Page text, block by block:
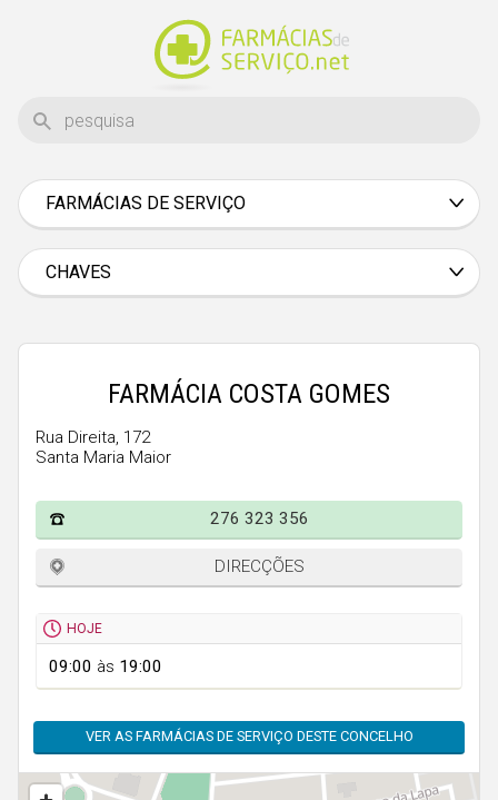
FARMÁCIAS DE SERVIÇO
Braga
Bragança
Castelo Branco
Évora
Faro
Guarda
Leiria
Lisboa
Portalegre
Santarém
Setúbal
CHAVES
FARMÁCIA COSTA GOMES
Rua Direita, 172
Santa Maria Maior
276 323 356
DIRECÇÕES
HOJE
09:00 às 19:00
VER AS FARMÁCIAS DE SERVIÇO DESTE CONCELHO